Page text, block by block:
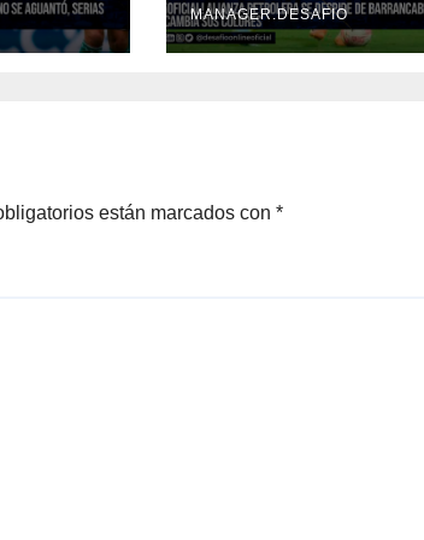
su ida
cambia sus
MANAGER.DESAFIO
están marcados con *